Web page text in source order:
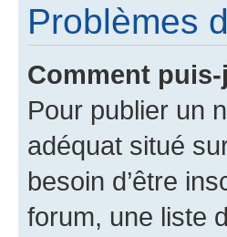
Problèmes
Comment
Pour publier un
adéquat situé
besoin d’être
forum, une liste